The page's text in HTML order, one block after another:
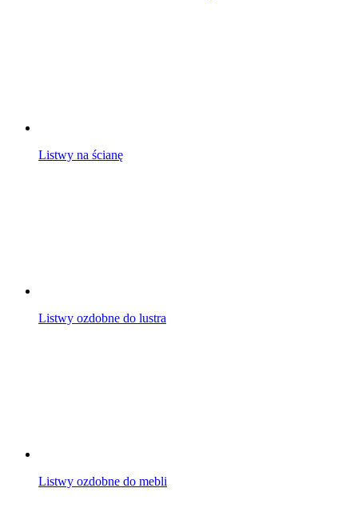
Listwy na ścianę
Listwy ozdobne do lustra
Listwy ozdobne do mebli